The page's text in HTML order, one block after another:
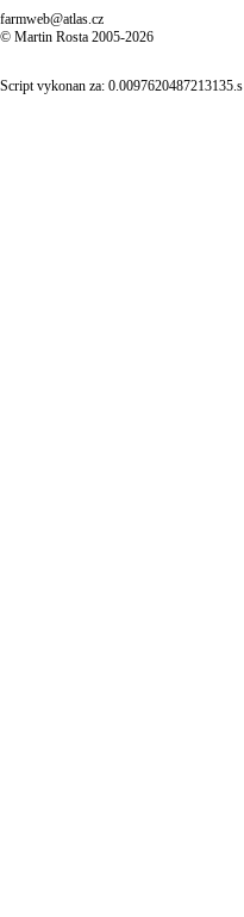
farmweb@atlas.cz
© Martin Rosta 2005-2026
Script vykonan za: 0.0097620487213135.s